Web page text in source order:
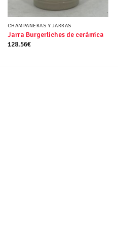
CHAMPANERAS Y JARRAS
Jarra Burgerliches de cerámica
128.56€